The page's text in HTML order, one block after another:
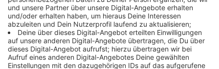
Anzeige
Weitere Infos und Links zum Thema:
Anzeige